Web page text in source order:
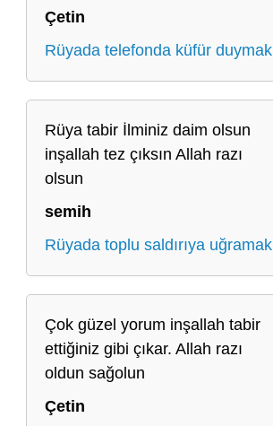
Çetin
Rüyada telefonda küfür duymak
Rüya tabir İlminiz daim olsun
inşallah tez çıksın Allah razı
olsun
semih
Rüyada toplu saldırıya uğramak
Çok güzel yorum inşallah tabir
ettiğiniz gibi çıkar. Allah razı
oldun sağolun
Çetin